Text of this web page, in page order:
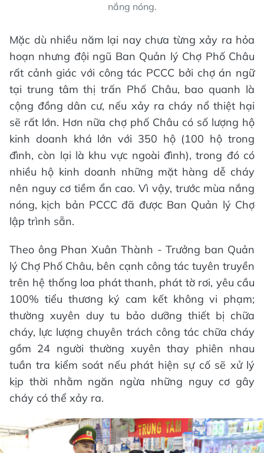
nắng nóng.
Mặc dù nhiều năm lại nay chưa từng xảy ra hỏa
hoạn nhưng đội ngũ Ban Quản lý Chợ Phố Châu
rất cảnh giác với công tác PCCC bởi chợ án ngữ
tại trung tâm thị trấn Phố Châu, bao quanh là
cộng đồng dân cư, nếu xảy ra cháy nổ thiệt hại
sẽ rất lớn. Hơn nữa chợ phố Châu có số lượng hộ
kinh doanh khá lớn với 350 hộ (100 hộ trong
đình, còn lại là khu vực ngoài đình), trong đó có
nhiều hộ kinh doanh những mặt hàng dễ cháy
nên nguy cơ tiềm ẩn cao. Vì vậy, trước mùa nắng
nóng, kịch bản PCCC đã được Ban Quản lý Chợ
lập trình sẵn.
Theo ông Phan Xuân Thành - Trưởng ban Quản
lý Chợ Phố Châu, bên cạnh công tác tuyên truyền
trên hệ thống loa phát thanh, phát tờ rơi, yêu cầu
100% tiểu thương ký cam kết không vi phạm;
thường xuyên duy tu bảo dưỡng thiết bị chữa
cháy, lực lượng chuyên trách công tác chữa cháy
gồm 24 người thường xuyên thay phiên nhau
tuần tra kiểm soát nếu phát hiện sự cố sẽ xử lý
kịp thời nhằm ngăn ngừa những nguy cơ gây
cháy có thể xảy ra.